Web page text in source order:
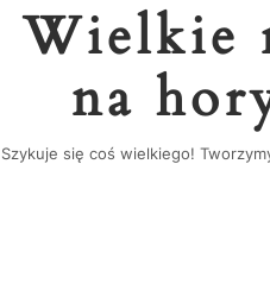
Wielkie
na
Szykuje się coś wielkiego!